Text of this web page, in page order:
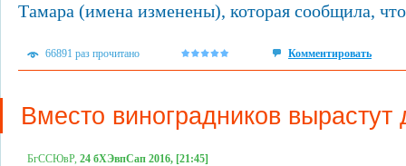
Тамара (имена изменены), которая сообщила,
66891 раз прочитано Комментировать
Вместо виноградников вырастут
БгССЮвР, 24 бХЭвпСап 2016, [21:45]